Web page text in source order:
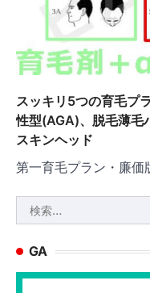
スッキリ5つの育毛プ
性型(AGA)、脱毛薄毛
スキンヘッド
第一育毛プラン・廉
索:
GA